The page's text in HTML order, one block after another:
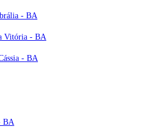
- BA
Vitória - BA
- BA
BA